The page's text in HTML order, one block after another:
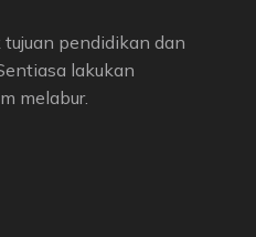
pendidikan dan
lakukan
melabur.